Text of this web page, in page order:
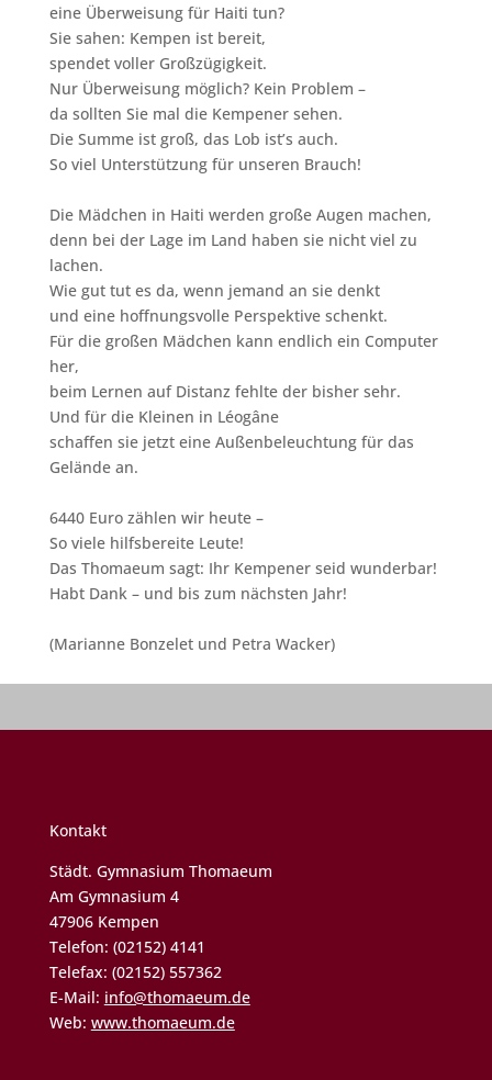
eine Überweisung für Haiti tun?
Sie sahen: Kempen ist bereit,
spendet voller Großzügigkeit.
Nur Überweisung möglich? Kein Problem –
da sollten Sie mal die Kempener sehen.
Die Summe ist groß, das Lob ist’s auch.
So viel Unterstützung für unseren Brauch!
Die Mädchen in Haiti werden große Augen machen,
denn bei der Lage im Land haben sie nicht viel zu
lachen.
Wie gut tut es da, wenn jemand an sie denkt
und eine hoffnungsvolle Perspektive schenkt.
Für die großen Mädchen kann endlich ein Computer
her,
beim Lernen auf Distanz fehlte der bisher sehr.
Und für die Kleinen in Léogâne
schaffen sie jetzt eine Außenbeleuchtung für das
Gelände an.
6440 Euro zählen wir heute –
So viele hilfsbereite Leute!
Das Thomaeum sagt: Ihr Kempener seid wunderbar!
Habt Dank – und bis zum nächsten Jahr!
(Marianne Bonzelet und Petra Wacker)
Kontakt
Städt. Gymnasium Thomaeum
Am Gymnasium 4
47906 Kempen
Telefon: (02152) 4141
Telefax: (02152) 557362
E-Mail: info@thomaeum.de
Web: www.thomaeum.de